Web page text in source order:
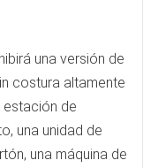
una versión de
costura altamente
estación de
una unidad de
una máquina de